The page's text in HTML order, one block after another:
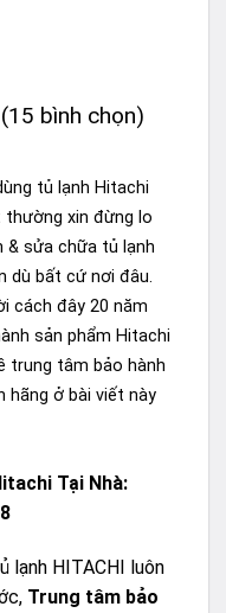
bình chọn)
tủ lạnh Hitachi
thường xin đừng lo
& sửa chữa tủ lạnh
dù bất cứ nơi đâu.
cách đây 20 năm
sản phẩm Hitachi
trung tâm bảo hành
hãng ở bài viết này
Tại Nhà:
lạnh HITACHI luôn
Trung tâm bảo